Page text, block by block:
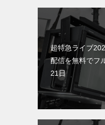
超特急ライブ
配信を無料でフ
21日